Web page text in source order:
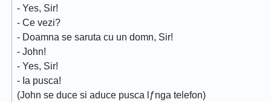
- Yes, Sir!
- Ce vezi?
- Doamna se saruta cu un domn, Sir!
- John!
- Yes, Sir!
- Ia pusca!
(John se duce si aduce pusca lƒnga telefon)